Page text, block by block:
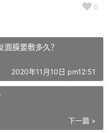
0
膜要敷多久？
2020年11月10日 pm12:51
下一篇 »